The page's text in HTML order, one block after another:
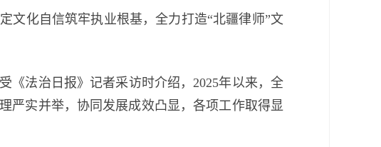
化自信筑牢执业根基，全力打造“北疆律师”文
法治日报》记者采访时介绍，2025年以来，全
严实并举，协同发展成效凸显，各项工作取得显